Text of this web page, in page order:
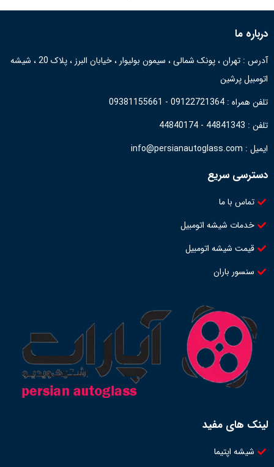
درباره ما
آدرس : تهران ، پونک شمالی ، سیمون بولیوار ، خیابان البرز ، پلاک 20 ، شیشه
اتومبیل پرشین
تلفن همراه : 09122721364 - 09381155661
تلفن : 44841343 - 44840174
ایمیل : info@persianautoglass.com
دسترسی سریع
تماس با ما
خدمات شیشه اتومبیل
قیمت شیشه اتومبیل
سنسور باران
لینک های مفید
شیشه اپتیما